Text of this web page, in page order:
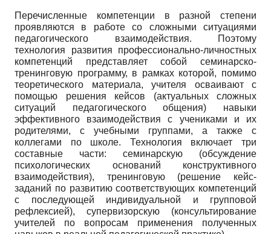
Перечисленные компетенции в разной степени
проявляются в работе со сложными ситуациями
педагогического взаимодействия. Поэтому
технология развития профессионально-личност­ных
компетенций представляет собой семинарско-
тренинговую программу, в рамках которой, помимо
теоретического материала, учителя осваивают с
помощью решения кейсов (актуальных сложных
ситуаций педагогического общения) навыки
эффективного взаимодействия с учениками и их
родителями, с учебными группами, а также с
коллегами по школе. Технология включает три
составные части: семинарскую (обсуждение
психологических оснований конструктивного
взаимодействия), тренинговую (решение кейс-
заданий по развитию соответствующих компетенций
с последующей индивидуальной и групповой
рефлексией), супервизорскую (консультирование
учителей по вопросам применения полученных